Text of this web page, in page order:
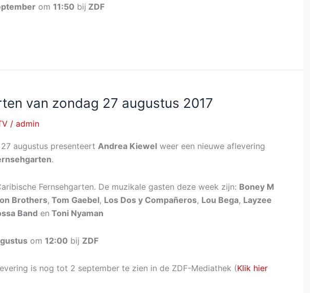
om 11:50 bij ZDF
van zondag 27 augustus 2017
/ admin
augustus presenteert Andrea Kiewel weer een nieuwe aflevering
.
Fernsehgarten. De muzikale gasten deze week zijn: Boney M
Brothers, Tom Gaebel, Los Dos y Compañeros, Lou Bega, Layzee
Band en Toni Nyaman
om 12:00 bij ZDF
is nog tot 2 september te zien in de ZDF-Mediathek (Klik hier